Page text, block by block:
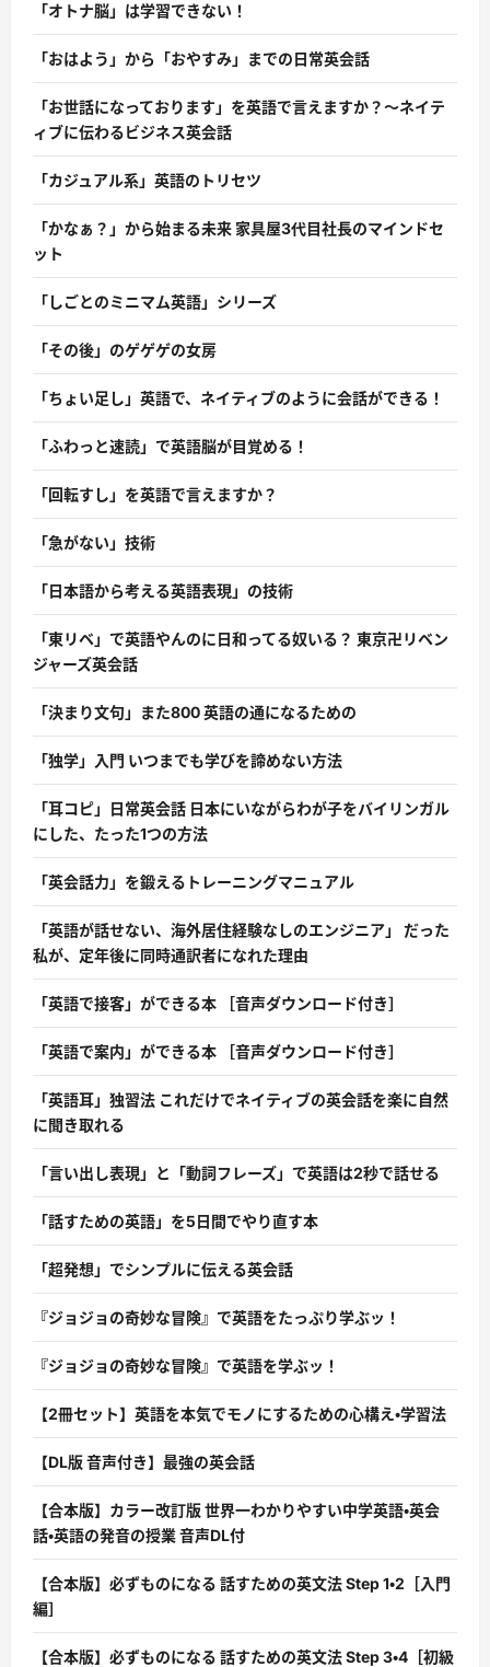
「オトナ脳」は学習できない！
「おはよう」から「おやすみ」までの日常英会話
「お世話になっております」を英語で言えますか？〜ネイテ
ィブに伝わるビジネス英会話
「カジュアル系」英語のトリセツ
「かなぁ？」から始まる未来 家具屋3代目社長のマインドセ
ット
「しごとのミニマム英語」シリーズ
「その後」のゲゲゲの女房
「ちょい足し」英語で、ネイティブのように会話ができる！
「ふわっと速読」で英語脳が目覚める！
「回転すし」を英語で言えますか？
「急がない」技術
「日本語から考える英語表現」の技術
「東リベ」で英語やんのに日和ってる奴いる？ 東京卍リベン
ジャーズ英会話
「決まり文句」また800 英語の通になるための
「独学」入門 いつまでも学びを諦めない方法
「耳コピ」日常英会話 日本にいながらわが子をバイリンガル
にした、たった1つの方法
「英会話力」を鍛えるトレーニングマニュアル
「英語が話せない、海外居住経験なしのエンジニア」 だった
私が、定年後に同時通訳者になれた理由
「英語で接客」ができる本 ［音声ダウンロード付き］
「英語で案内」ができる本 ［音声ダウンロード付き］
「英語耳」独習法 これだけでネイティブの英会話を楽に自然
に聞き取れる
「言い出し表現」と「動詞フレーズ」で英語は2秒で話せる
「話すための英語」を5日間でやり直す本
「超発想」でシンプルに伝える英会話
『ジョジョの奇妙な冒険』で英語をたっぷり学ぶッ！
『ジョジョの奇妙な冒険』で英語を学ぶッ！
【2冊セット】英語を本気でモノにするための心構え・学習法
【DL版 音声付き】最強の英会話
【合本版】カラー改訂版 世界一わかりやすい中学英語・英会
話・英語の発音の授業 音声DL付
【合本版】必ずものになる 話すための英文法 Step 1・2［入門
編］
【合本版】必ずものになる 話すための英文法 Step 3・4［初級